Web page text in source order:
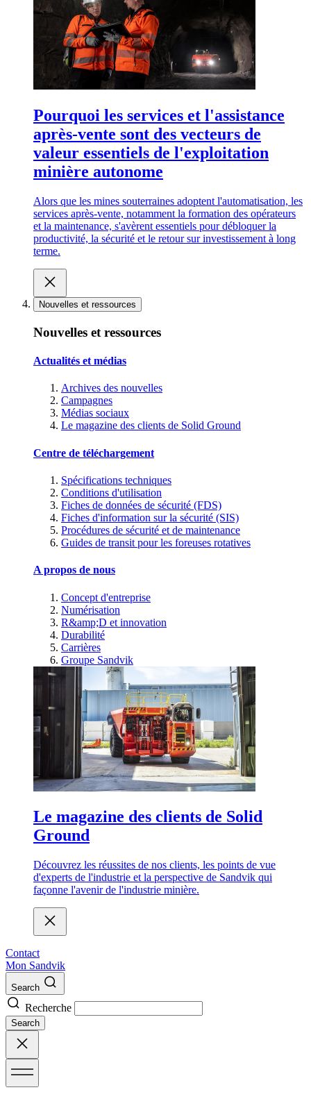
Pourquoi les services et l'assistance
après-vente sont des vecteurs de
valeur essentiels de l'exploitation
minière autonome
Alors que les mines souterraines adoptent l'automatisation, les
services après-vente, notamment la formation des opérateurs
et la maintenance, s'avèrent essentiels pour débloquer la
productivité, la sécurité et le retour sur investissement à long
terme.
Nouvelles et ressources
Nouvelles et ressources
Actualités et médias
Archives des nouvelles
Campagnes
Médias sociaux
Le magazine des clients de Solid Ground
Centre de téléchargement
Spécifications techniques
Conditions d'utilisation
Fiches de données de sécurité (FDS)
Fiches d'information sur la sécurité (SIS)
Procédures de sécurité et de maintenance
Guides de transit pour les foreuses rotatives
A propos de nous
Concept d'entreprise
Numérisation
R&amp;D et innovation
Durabilité
Carrières
Groupe Sandvik
Le magazine des clients de Solid
Ground
Découvrez les réussites de nos clients, les points de vue
d'experts de l'industrie et la perspective de Sandvik qui
façonne l'avenir de l'industrie minière.
Contact
Mon Sandvik
Search
Recherche
Search